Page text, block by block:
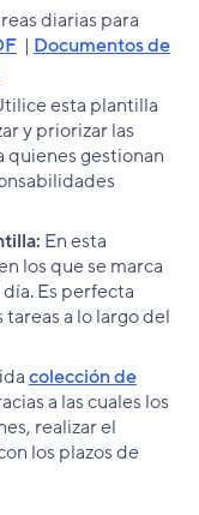
diarias para
| Documentos de
esta plantilla
y priorizar las
quienes gestionan
En esta
los que se marca
Es perfecta
a lo largo del
colección de
a las cuales los
realizar el
los plazos de